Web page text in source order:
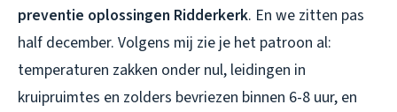
preventie oplossingen Ridderkerk. En we zitten pas
half december. Volgens mij zie je het patroon al:
temperaturen zakken onder nul, leidingen in
kruipruimtes en zolders bevriezen binnen 6-8 uur, en